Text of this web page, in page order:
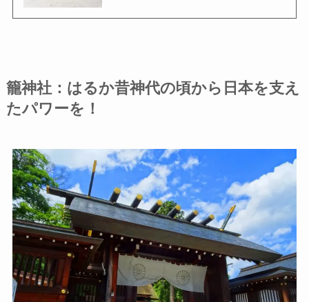
籠神社：はるか昔神代の頃から日本を支え
たパワーを！